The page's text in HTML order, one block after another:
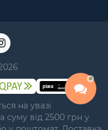
на увазі
суму від 2500 грн у